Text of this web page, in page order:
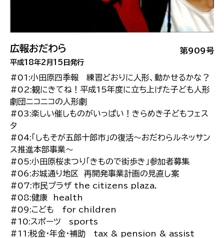
第909号
広報おだわら
平成18年2月15日発行
#01:小田原四季報 練習どおりに人形、動かせるかな？
#02:観にきてね！平成15年度に立ち上げた子ども人形
劇団ニコニコの人形劇
#03:楽しい催しものがいっぱい！きらめき子どもフェス
タ
#04:「しもそが五郎十郎市」の復活〜おだわらルネッサン
ス推進本部事業〜
#05:小田原桜まつり「きもので街歩き」参加者募集
#06:お城通り地区 再開発事業計画の見直し案
#07:市民プラザ the citizens plaza.
#08:健康 health
#09:こども for children
#10:スポーツ sports
#11:税金・年金・補助 tax & pension & assist